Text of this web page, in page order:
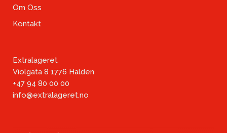
Om Oss
Kontakt
Extralageret
Violgata 8 1776 Halden
+47 94 80 00 00
info@extralageret.no